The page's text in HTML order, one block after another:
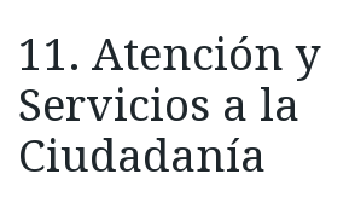
11. Atención y
Servicios a la
Ciudadanía